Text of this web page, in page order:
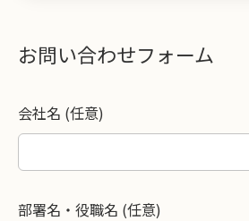
お問い合わせフォーム
会社名 (任意)
部署名・役職名 (任意)